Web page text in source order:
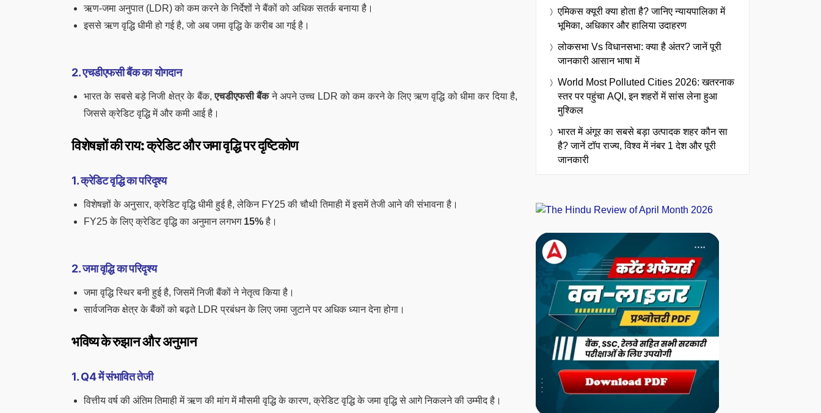
ऋण-जमा अनुपात (LDR) को कम करने के निर्देशों ने बैंकों को अधिक सतर्क बनाया है।
इससे ऋण वृद्धि धीमी हो गई है, जो अब जमा वृद्धि के करीब आ गई है।
2. एचडीएफसी बैंक का योगदान
भारत के सबसे बड़े निजी क्षेत्र के बैंक,एचडीएफसी बैंकने अपने उच्च LDR को कम करने के लिए ऋण वृद्धि को धीमा कर दिया है,
जिससे क्रेडिट वृद्धि में और कमी आई है।
विशेषज्ञों की राय: क्रेडिट और जमा वृद्धि पर दृष्टिकोण
1. क्रेडिट वृद्धि का परिदृश्य
विशेषज्ञों के अनुसार, क्रेडिट वृद्धि धीमी हुई है, लेकिन FY25 की चौथी तिमाही में इसमें तेजी आने की संभावना है।
FY25 के लिए क्रेडिट वृद्धि का अनुमान लगभग 15%है।
2. जमा वृद्धि का परिदृश्य
जमा वृद्धि स्थिर बनी हुई है, जिसमें निजी बैंकों ने नेतृत्व किया है।
सार्वजनिक क्षेत्र के बैंकों को बढ़ते LDR प्रबंधन के लिए जमा जुटाने पर अधिक ध्यान देना होगा।
भविष्य के रुझान और अनुमान
1. Q4 में संभावित तेजी
वित्तीय वर्ष की अंतिम तिमाही में ऋण की मांग में मौसमी वृद्धि के कारण, क्रेडिट वृद्धि के जमा वृद्धि से आगे निकलने की उम्मीद है।
एमिकस क्यूरी क्या होता है? जानिए न्यायपालिका में
भूमिका, अधिकार और हालिया उदाहरण
लोकसभा Vs विधानसभा: क्या है अंतर? जानें पूरी
जानकारी आसान भाषा में
World Most Polluted Cities 2026: खतरनाक
स्तर पर पहुंचा AQI, इन शहरों में सांस लेना हुआ
मुश्किल
भारत में अंगूर का सबसे बड़ा उत्पादक शहर कौन सा
है? जानें टॉप राज्य, विश्व में नंबर 1 देश और पूरी
जानकारी